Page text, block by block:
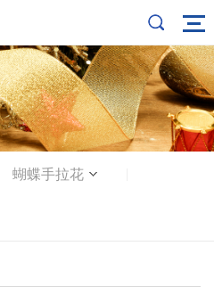
蝴蝶手拉花